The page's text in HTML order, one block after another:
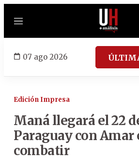
Menú
07 ago 2026
Edición Impresa
Maná llegará el 22
Paraguay con Amar
combatir